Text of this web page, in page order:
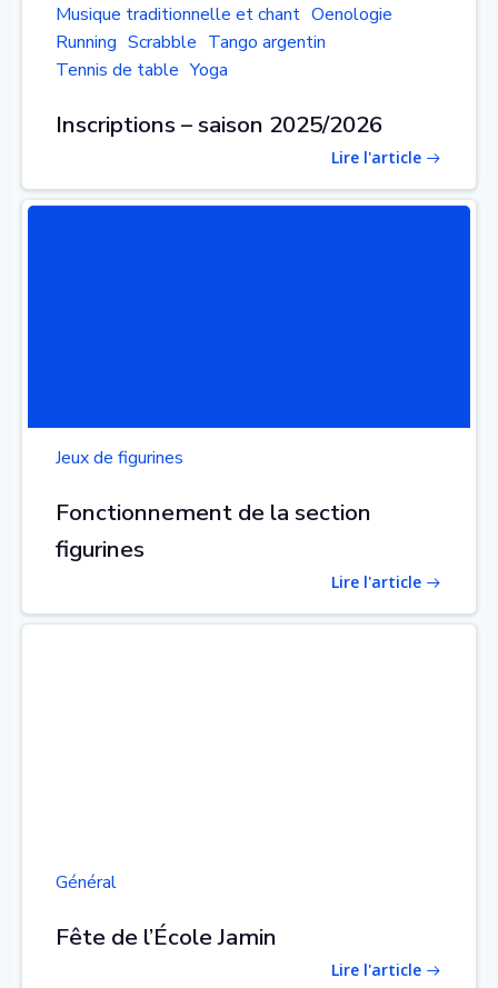
Musique traditionnelle et chant Oenologie
Running Scrabble Tango argentin
Tennis de table Yoga
Inscriptions – saison 2025/2026
Lire l'article
Jeux de figurines
Fonctionnement de la section
figurines
Lire l'article
Général
Fête de l’École Jamin
Lire l'article